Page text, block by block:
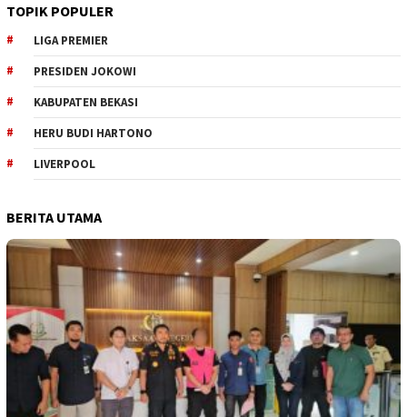
TOPIK POPULER
LIGA PREMIER
PRESIDEN JOKOWI
KABUPATEN BEKASI
HERU BUDI HARTONO
LIVERPOOL
BERITA UTAMA